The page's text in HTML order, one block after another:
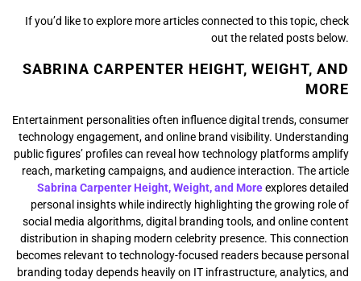
If you’d like to explore more articles connected to this topic, check
out the related posts below.
SABRINA CARPENTER HEIGHT, WEIGHT, AND
MORE
Entertainment personalities often influence digital trends, consumer
technology engagement, and online brand visibility. Understanding
public figures’ profiles can reveal how technology platforms amplify
reach, marketing campaigns, and audience interaction. The article
Sabrina Carpenter Height, Weight, and Moreexplores detailed
personal insights while indirectly highlighting the growing role of
social media algorithms, digital branding tools, and online content
distribution in shaping modern celebrity presence. This connection
becomes relevant to technology-focused readers because personal
branding today depends heavily on IT infrastructure, analytics, and